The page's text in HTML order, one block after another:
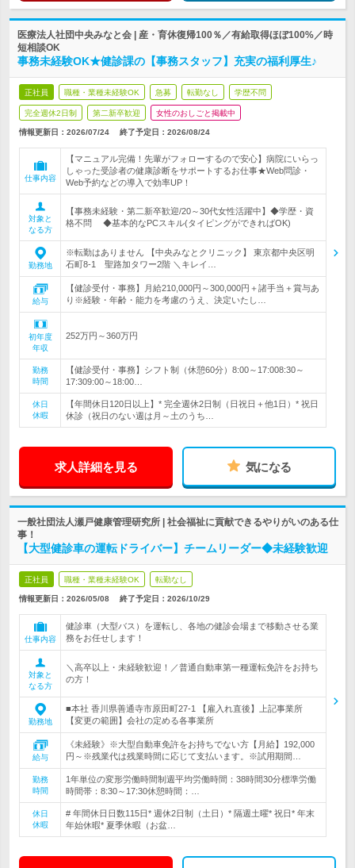
医療法人社団中央みなと会 | 産・育休復帰100％／有給取得ほぼ100%／時
短相談OK
事務未経験OK★健診課の【事務スタッフ】充実の福利厚生♪
正社員 職種・業種未経験OK 急募 転勤なし 学歴不問
完全週休2日制 第二新卒歓迎 女性のおしごと掲載中
情報更新日：2026/07/24 終了予定日： 2026/08/24
仕事内容
【マニュアル完備！先輩がフォローするので安心】病院にいらっ
しゃった受診者の健康診断をサポートするお仕事★Web問診・
Web予約などの導入で効率UP！
対象と
なる方
【事務未経験・第二新卒歓迎/20～30代女性活躍中】◆学歴・資
格不問 ◆基本的なPCスキル(タイピングができればOK)
勤務地
※転勤はありません 【中央みなとクリニック】 東京都中央区明
石町8-1 聖路加タワー2階 ＼キレイ…
給与
【健診受付・事務】月給210,000円～300,000円＋諸手当＋賞与あ
り※経験・年齢・能力を考慮のうえ、決定いたし…
初年度
年収
252万円～360万円
勤務
時間
【健診受付・事務】シフト制（休憩60分）8:00～17:008:30～
17:309:00～18:00…
休日
休暇
【年間休日120日以上】* 完全週休2日制（日祝日＋他1日）* 祝日
休診（祝日のない週は月～土のうち…
求人詳細を見る 気になる
一般社団法人瀬戸健康管理研究所 | 社会福祉に貢献できるやりがいのある仕
事！
【大型健診車の運転ドライバー】チームリーダー◆未経験歓迎
正社員 職種・業種未経験OK 転勤なし
情報更新日：2026/05/08 終了予定日： 2026/10/29
仕事内容
健診車（大型バス）を運転し、各地の健診会場まで移動させる業
務をお任せします！
対象と
なる方
＼高卒以上・未経験歓迎！／普通自動車第一種運転免許をお持ち
の方！
勤務地
■本社 香川県善通寺市原田町27-1 【雇入れ直後】上記事業所
【変更の範囲】会社の定める各事業所
給与
《未経験》※大型自動車免許をお持ちでない方【月給】192,000
円～※残業代は残業時間に応じて支払います。※試用期間…
勤務
時間
1年単位の変形労働時間制週平均労働時間：38時間30分標準労働
時間帯：8:30～17:30休憩時間：…
休日
休暇
# 年間休日日数115日* 週休2日制（土日）* 隔週土曜* 祝日* 年末
年始休暇* 夏季休暇（お盆…